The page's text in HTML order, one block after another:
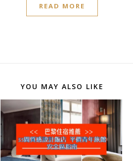
READ MORE
YOU MAY ALSO LIKE